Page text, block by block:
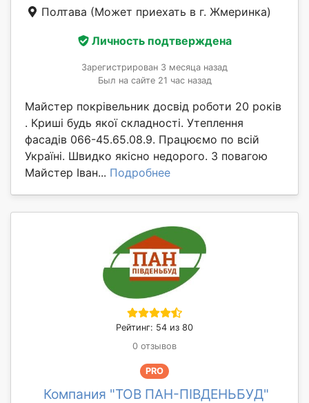
Полтава (Может приехать в г. Жмеринка)
Личность подтверждена
Зарегистрирован 3 месяца назад
Был на сайте 21 час назад
Майстер покрівельник досвід роботи 20 років
. Криші будь якої складності. Утеплення
фасадів 066-45.65.08.9. Працюємо по всій
Україні. Швидко якісно недорого. З повагою
Майстер Іван... Подробнее
Рейтинг: 54 из 80
0 отзывов
PRO
Компания "ТОВ ПАН-ПІВДЕНЬБУД"